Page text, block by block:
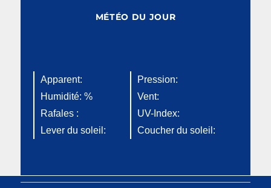
MÉTÉO DU JOUR
Apparent:
Pression:
Humidité: %
Vent:
Rafales :
UV-Index:
Lever du soleil:
Coucher du soleil: